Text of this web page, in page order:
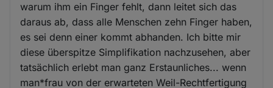
warum ihm ein Finger fehlt, dann leitet sich das
daraus ab, dass alle Menschen zehn Finger haben,
es sei denn einer kommt abhanden. Ich bitte mir
diese überspitze Simplifikation nachzusehen, aber
tatsächlich erlebt man ganz Erstaunliches... wenn
man*frau von der erwarteten Weil-Rechtfertigung